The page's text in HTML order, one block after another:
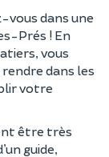
vous dans une
Prés ! En
vous
dans les
votre
être très
guide,